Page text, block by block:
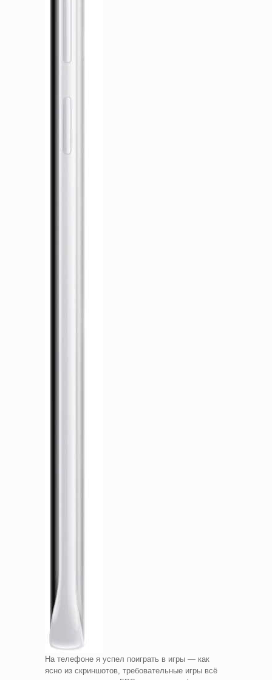
На телефоне я успел поиграть в игры — как
ясно из скриншотов, требовательные игры всё